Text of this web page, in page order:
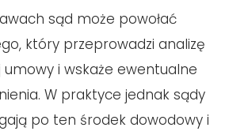
sąd może powołać
który przeprowadzi analizę
umowy i wskaże ewentualne
W praktyce jednak sądy
po ten środek dowodowy i